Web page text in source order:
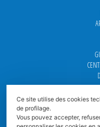
Ce site utilise des cookies
de profilage.
Vous pouvez accepter,